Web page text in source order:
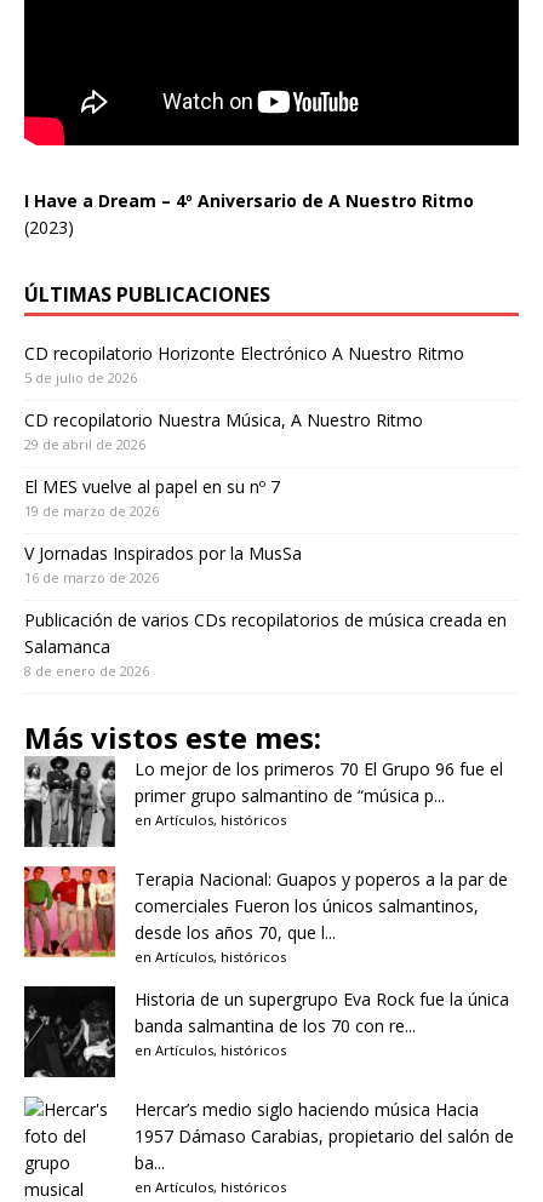
I Have a Dream – 4º Aniversario de A Nuestro Ritmo
(2023)
ÚLTIMAS PUBLICACIONES
CD recopilatorio Horizonte Electrónico A Nuestro Ritmo
5 de julio de 2026
CD recopilatorio Nuestra Música, A Nuestro Ritmo
29 de abril de 2026
El MES vuelve al papel en su nº 7
19 de marzo de 2026
V Jornadas Inspirados por la MusSa
16 de marzo de 2026
Publicación de varios CDs recopilatorios de música creada en
Salamanca
8 de enero de 2026
Más vistos este mes:
Lo mejor de los primeros 70 El Grupo 96 fue el
primer grupo salmantino de “música p...
en Artículos, históricos
Terapia Nacional: Guapos y poperos a la par de
comerciales Fueron los únicos salmantinos,
desde los años 70, que l...
en Artículos, históricos
Historia de un supergrupo Eva Rock fue la única
banda salmantina de los 70 con re...
en Artículos, históricos
Hercar’s medio siglo haciendo música Hacia
1957 Dámaso Carabias, propietario del salón de
ba...
en Artículos, históricos